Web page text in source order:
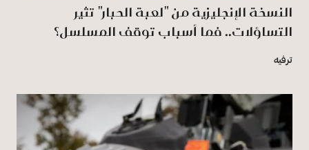
النسخة الإنجليزية من "لعبة الحبار" تثير
التساؤلات.. فما أسباب توقف المسلسل؟
ترفيه